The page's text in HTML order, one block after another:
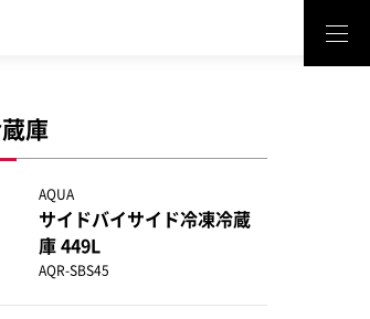
庫
AQUA
サイドバイサイド冷凍冷蔵
庫 449L
AQR-SBS45